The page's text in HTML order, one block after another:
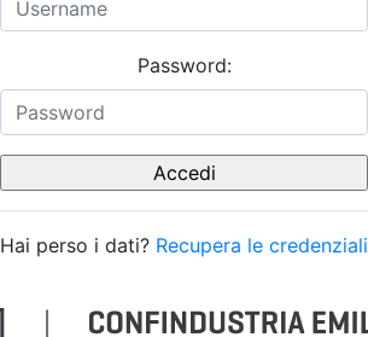
Password:
Hai perso i dati? Recupera le credenziali